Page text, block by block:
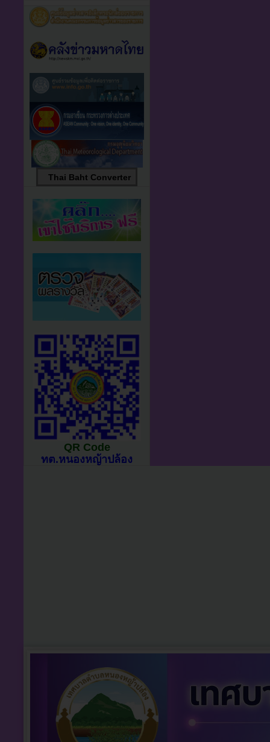
Thai Baht Converter
QR Code
ทต.หนองหญ้าปล้อง